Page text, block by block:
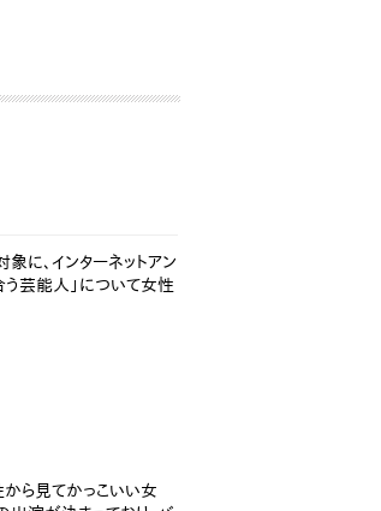
に、インターネットアン
芸能人」について女性
ら見てかっこいい女